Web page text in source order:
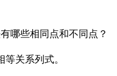
哪些相同点和不同点？
关系列式。